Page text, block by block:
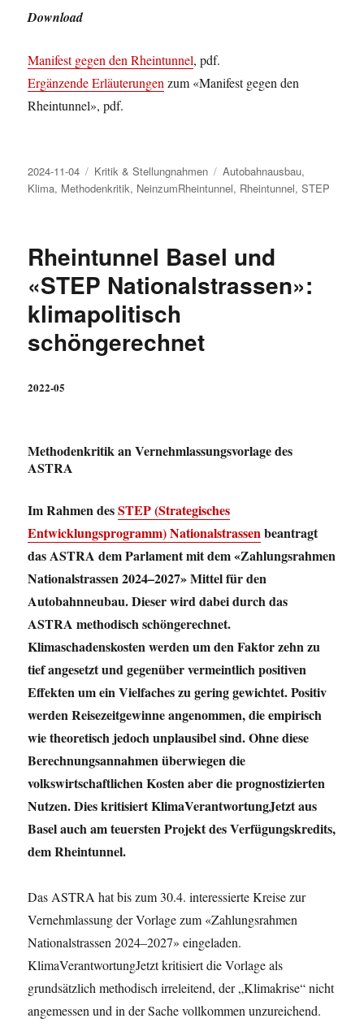
Download
Manifest gegen den Rheintunnel, pdf.
Ergänzende Erläuterungen zum «Manifest gegen den
Rheintunnel», pdf.
Veröffentlicht
am
2024-11-04 Kategorien
Kritik & Stellungnahmen Schlagwörter
Autobahnausbau,
Klima, Methodenkritik, NeinzumRheintunnel, Rheintunnel,STEP
Rheintunnel Basel und
«STEP Nationalstrassen»:
klimapolitisch
schöngerechnet
2022-05
Methodenkritik an Vernehmlassungsvorlage des
ASTRA
Im Rahmen desSTEP (Strategisches
Entwicklungsprogramm) Nationalstrassenbeantragt
das ASTRA dem Parlament mit dem «Zahlungsrahmen
Nationalstrassen 2024–2027» Mittel für den
Autobahnneubau. Dieser wird dabei durch das
ASTRA methodisch schöngerechnet.
Klimaschadenskosten werden um den Faktor zehn zu
tief angesetzt und gegenüber vermeintlich positiven
Effekten um ein Vielfaches zu gering gewichtet. Positiv
werden Reisezeitgewinne angenommen, die empirisch
wie theoretisch jedoch unplausibel sind. Ohne diese
Berechnungsannahmen überwiegen die
volkswirtschaftlichen Kosten aber die prognostizierten
Nutzen. Dies kritisiert KlimaVerantwortungJetzt aus
Basel auch am teuersten Projekt des Verfügungskredits,
dem Rheintunnel.
Das ASTRA hat bis zum 30.4. interessierte Kreise zur
Vernehmlassung der Vorlage zum «Zahlungsrahmen
Nationalstrassen 2024–2027» eingeladen.
KlimaVerantwortungJetzt kritisiert die Vorlage als
grundsätzlich methodisch irreleitend, der „Klimakrise“ nicht
angemessen und in der Sache vollkommen unzureichend.